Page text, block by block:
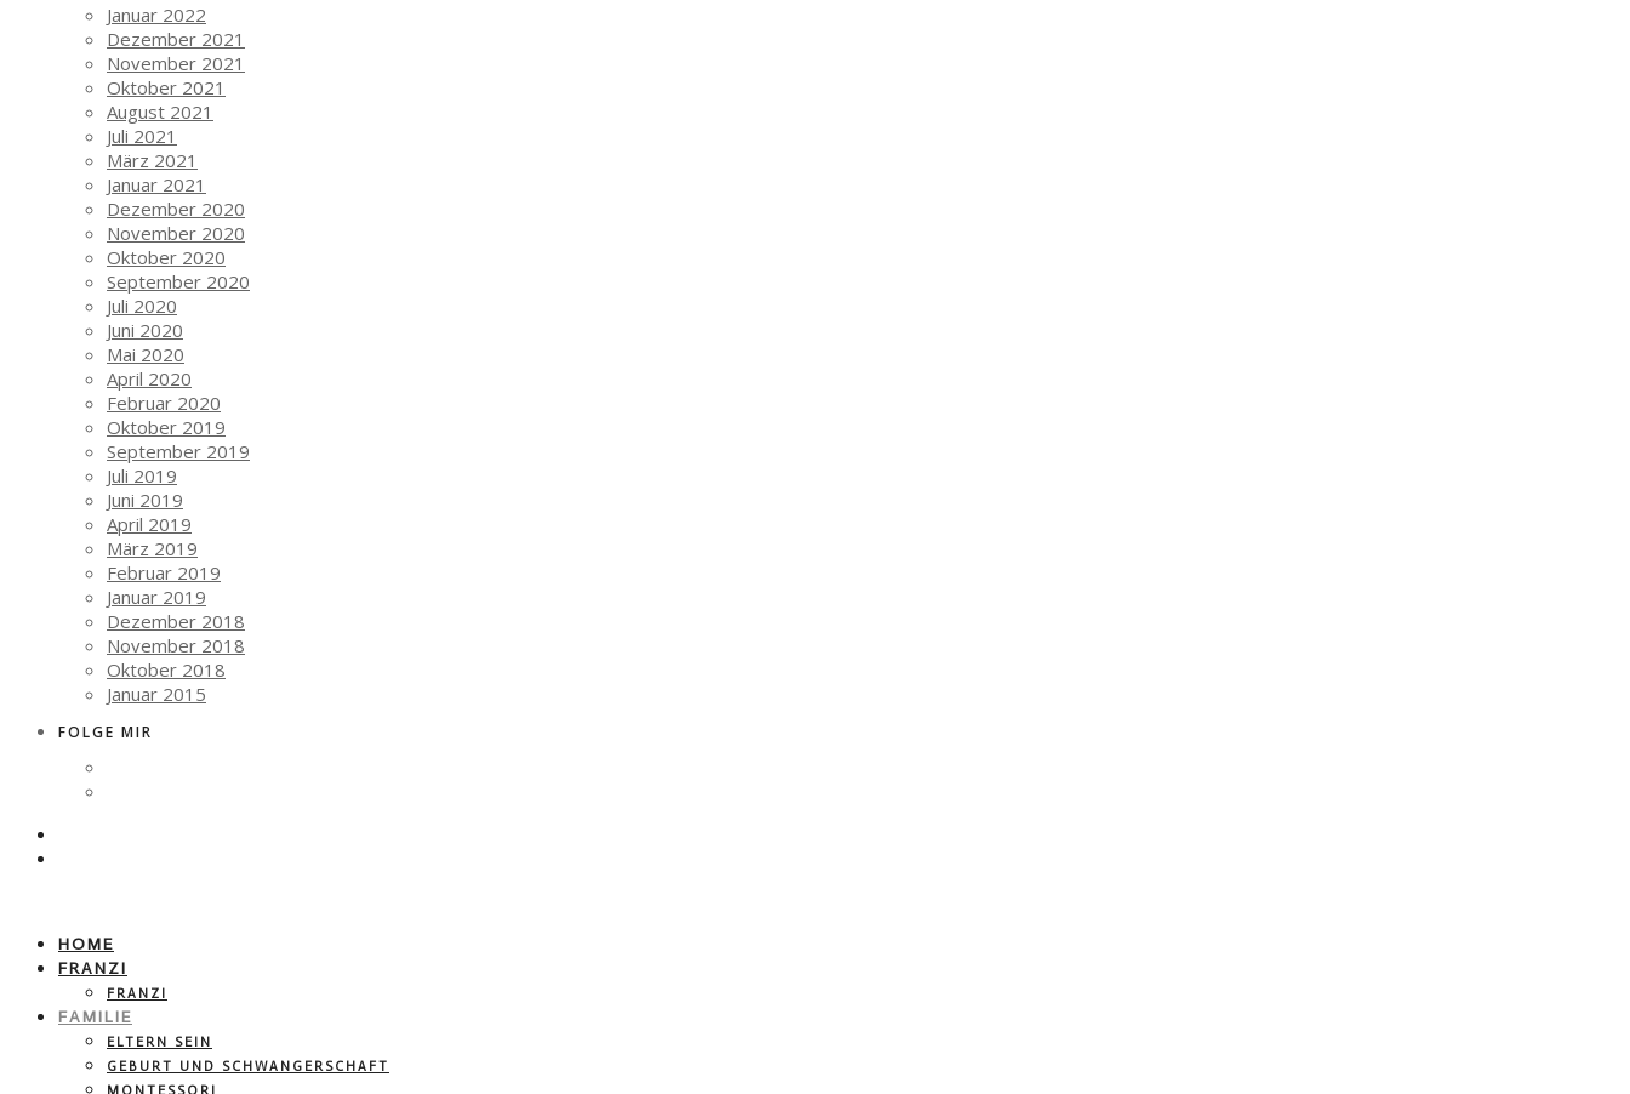
Januar 2022
Dezember 2021
November 2021
Oktober 2021
August 2021
Juli 2021
März 2021
Januar 2021
Dezember 2020
November 2020
Oktober 2020
September 2020
Juli 2020
Juni 2020
Mai 2020
April 2020
Februar 2020
Oktober 2019
September 2019
Juli 2019
Juni 2019
April 2019
März 2019
Februar 2019
Januar 2019
Dezember 2018
November 2018
Oktober 2018
Januar 2015
FOLGE MIR
HOME
FRANZI
FRANZI
FAMILIE
ELTERN SEIN
GEBURT UND SCHWANGERSCHAFT
MONTESSORI